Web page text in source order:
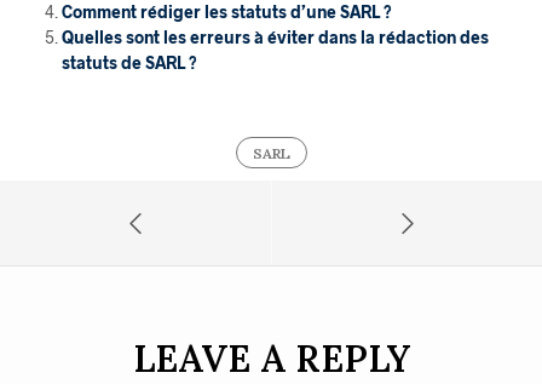
Comment rédiger les statuts d’une SARL ?
Quelles sont les erreurs à éviter dans la rédaction des
statuts de SARL ?
SARL
LEAVE A REPLY